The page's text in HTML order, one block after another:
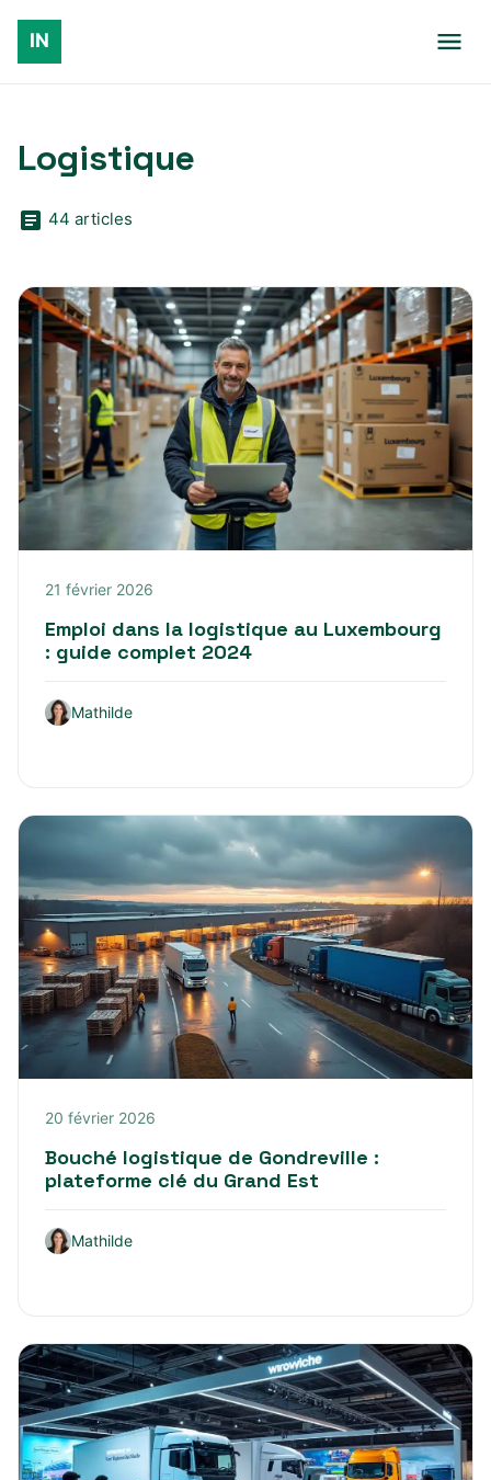
Logistique
44 articles
21 février 2026
Emploi dans la logistique au Luxembourg
: guide complet 2024
Mathilde
20 février 2026
Bouché logistique de Gondreville :
plateforme clé du Grand Est
Mathilde